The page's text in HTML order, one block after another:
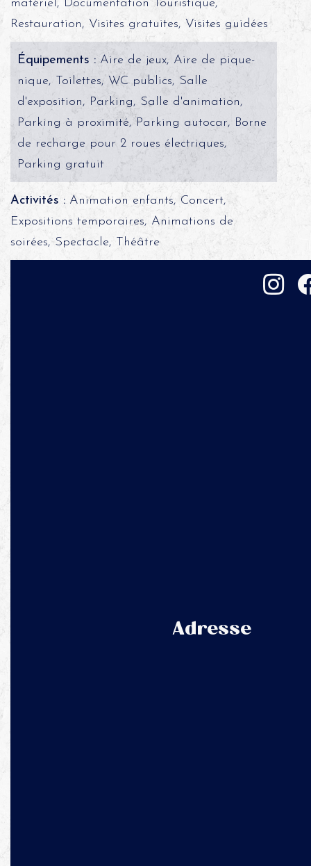
matériel, Documentation Touristique,
Restauration, Visites gratuites, Visites guidées
Équipements :Aire de jeux, Aire de pique-
nique, Toilettes, WC publics, Salle
d'exposition, Parking, Salle d'animation,
Parking à proximité, Parking autocar, Borne
de recharge pour 2 roues électriques,
Parking gratuit
Activités :Animation enfants, Concert,
Expositions temporaires, Animations de
soirées, Spectacle, Théâtre
Adresse